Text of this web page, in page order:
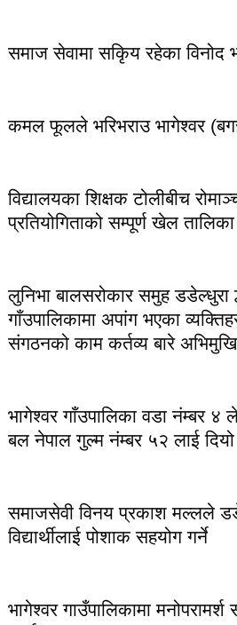
समाज सेवामा सकिृय रहेका विनोद
कमल फूलले भरिभराउ भागेश्वर
विद्यालयका शिक्षक टोलीबीच
प्रतियोगिताको सम्पूर्ण खेल
लुनिभा बालसरोकार समुह डडेल्धुरा
गाँउपालिकामा अपांग भएका
संगठनको काम कर्तव्य बारे
भागेश्वर गाँउपालिका वडा नंम्बर
बल नेपाल गुल्म नंम्बर ५२ लाई
समाजसेवी विनय प्रकाश मल्लले
विद्यार्थीलाई पोशाक सहयोग गर्ने
भागेश्वर गाउँपालिकामा